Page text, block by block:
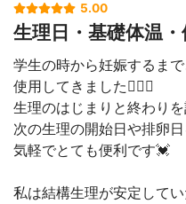
5.00
生理日・基礎体温
学生の時から妊娠するま
使用してきました🙋‍♀️✨
生理のはじまりと終わりを
次の生理の開始日や排卵
気軽でとても便利です💓
私は結構生理が安定して